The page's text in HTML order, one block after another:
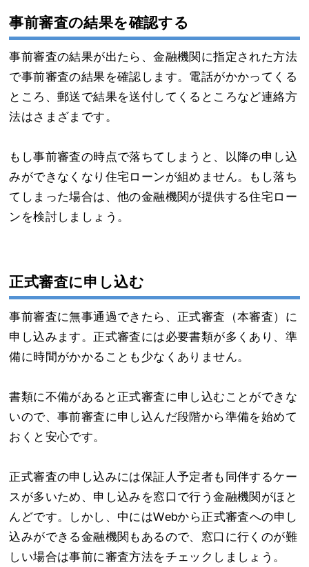
事前審査の結果を確認する
事前審査の結果が出たら、金融機関に指定された方法
で事前審査の結果を確認します。電話がかかってくる
ところ、郵送で結果を送付してくるところなど連絡方
法はさまざまです。
もし事前審査の時点で落ちてしまうと、以降の申し込
みができなくなり住宅ローンが組めません。もし落ち
てしまった場合は、他の金融機関が提供する住宅ロー
ンを検討しましょう。
正式審査に申し込む
事前審査に無事通過できたら、正式審査（本審査）に
申し込みます。正式審査には必要書類が多くあり、準
備に時間がかかることも少なくありません。
書類に不備があると正式審査に申し込むことができな
いので、事前審査に申し込んだ段階から準備を始めて
おくと安心です。
正式審査の申し込みには保証人予定者も同伴するケー
スが多いため、申し込みを窓口で行う金融機関がほと
んどです。しかし、中にはWebから正式審査への申し
込みができる金融機関もあるので、窓口に行くのが難
しい場合は事前に審査方法をチェックしましょう。